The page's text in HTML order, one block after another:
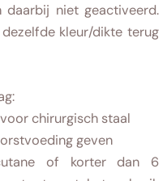
daarbij niet geactiveerd.
kleur/dikte terug
chirurgisch staal
geven
of korter dan 6